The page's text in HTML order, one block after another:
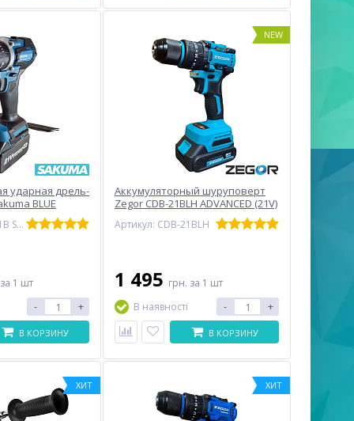
ударная дрель-
BLUE
55Нм)
Артикул: CD5521B SET
за 1 шт
- +
В КОРЗИНУ
NEW
Аккумуляторный шуруповерт
Zegor CDB-21BLH ADVANCED (21V)
Артикул: CDB-21BLH
1 495 грн. за 1 шт
В наявності
- +
В КОРЗИНУ
ХИТ ХИТ